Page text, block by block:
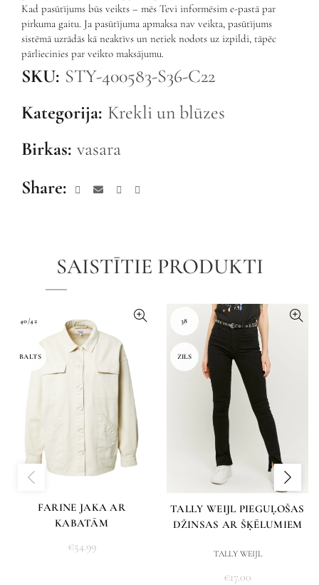
Kad pasūtījums būs veikts – mēs Tevi informēsim e-pastā par
pirkuma gaitu. Ja pasūtījuma apmaksa nav veikta, pasūtījums
sistēmā uzrādās kā neaktīvs un netiek nodots uz izpildi, tāpēc
pārliecinies par veikto maksājumu.
SKU: STY-400583-S36-C22
Kategorija: Krekli un blūzes
Birkas: vasara
Share
SAISTĪTIE PRODUKTI
40/42
BALTS
FARINE JAKA AR
KABATĀM
€54.99
38
ZILS
TALLY WEIJL PIEGUĻOŠAS
DŽINSAS AR ŠĶĒLUMIEM
TALLY WEIJL
€17.00